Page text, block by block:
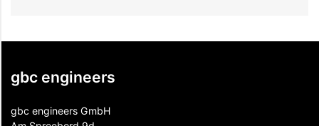
gbc engineers
gbc engineers GmbH